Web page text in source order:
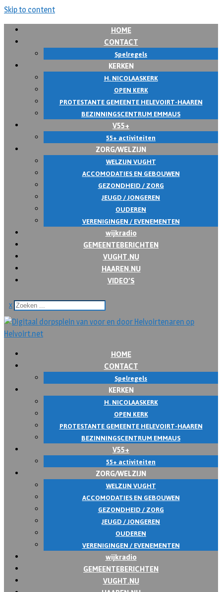
Skip to content
HOME
CONTACT
Spelregels
KERKEN
H. NICOLAASKERK
OPEN KERK
PROTESTANTE GEMEENTE HELEVOIRT-HAAREN
BEZINNINGSCENTRUM EMMAUS
V55+
55+ activiteiten
ZORG/WELZIJN
WELZIJN VUGHT
ACCOMODATIES EN GEBOUWEN
GEZONDHEID / ZORG
JEUGD / JONGEREN
OUDEREN
VERENIGINGEN / EVENEMENTEN
wijkradio
GEMEENTEBERICHTEN
VUGHT.NU
HAAREN.NU
VIDEO’S
x
HOME
CONTACT
Spelregels
KERKEN
H. NICOLAASKERK
OPEN KERK
PROTESTANTE GEMEENTE HELEVOIRT-HAAREN
BEZINNINGSCENTRUM EMMAUS
V55+
55+ activiteiten
ZORG/WELZIJN
WELZIJN VUGHT
ACCOMODATIES EN GEBOUWEN
GEZONDHEID / ZORG
JEUGD / JONGEREN
OUDEREN
VERENIGINGEN / EVENEMENTEN
wijkradio
GEMEENTEBERICHTEN
VUGHT.NU